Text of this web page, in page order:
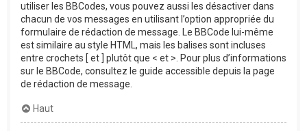
utiliser les BBCodes, vous pouvez aussi les désactiver dans
chacun de vos messages en utilisant l’option appropriée du
formulaire de rédaction de message. Le BBCode lui-même
est similaire au style HTML, mais les balises sont incluses
entre crochets [ et ] plutôt que < et >. Pour plus d’informations
sur le BBCode, consultez le guide accessible depuis la page
de rédaction de message.
Haut